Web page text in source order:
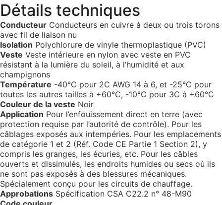
Détails techniques
Conducteur Conducteurs en cuivre à deux ou trois torons
avec fil de liaison nu
Isolation Polychlorure de vinyle thermoplastique (PVC)
Veste Veste intérieure en nylon avec veste en PVC
résistant à la lumière du soleil, à l’humidité et aux
champignons
Température -40°C pour 2C AWG 14 à 6, et -25°C pour
toutes les autres tailles à +60°C, -10°C pour 3C à +60°C
Couleur de la veste Noir
Application Pour l’enfouissement direct en terre (avec
protection requise par l’autorité de contrôle). Pour les
câblages exposés aux intempéries. Pour les emplacements
de catégorie 1 et 2 (Réf. Code CE Partie 1 Section 2), y
compris les granges, les écuries, etc. Pour les câbles
ouverts et dissimulés, les endroits humides ou secs où ils
ne sont pas exposés à des blessures mécaniques.
Spécialement conçu pour les circuits de chauffage.
Approbations Spécification CSA C22.2 n° 48-M90